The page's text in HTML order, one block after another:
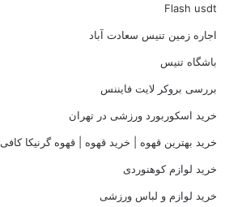
Flash usdt
اجاره زمین تنیس سعادت آباد
باشگاه تنیس
بررسی بروکر لایت فایننس
خرید اسکوربورد ورزشی در تهران
خرید بهترین قهوه | خرید قهوه | قهوه گرنیکا کافی
خرید لوازم کوهنوردی
خرید لوازم و لباس ورزشی